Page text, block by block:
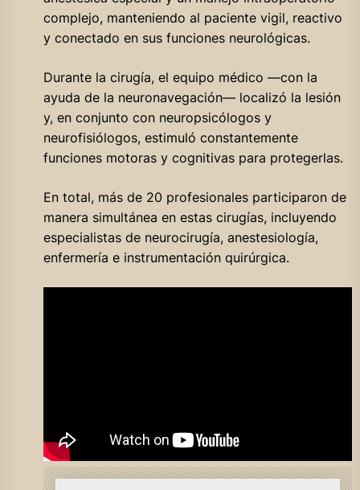
complejo, manteniendo al paciente vigil, reactivo
y conectado en sus funciones neurológicas.
Durante la cirugía, el equipo médico —con la
ayuda de la neuronavegación— localizó la lesión
y, en conjunto con neuropsicólogos y
neurofisiólogos, estimuló constantemente
funciones motoras y cognitivas para protegerlas.
En total, más de 20 profesionales participaron de
manera simultánea en estas cirugías, incluyendo
especialistas de neurocirugía, anestesiología,
enfermería e instrumentación quirúrgica.